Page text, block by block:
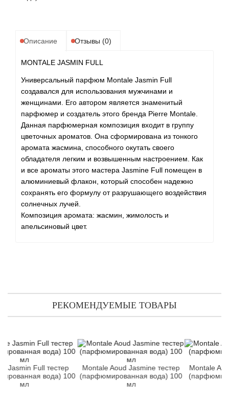
Описание Отзывы (0)
MONTALE JASMIN FULL
Универсальный парфюм Montale Jasmin Full
создавался для использования мужчинами и
женщинами. Его автором является знаменитый
парфюмер и создатель этого бренда Pierre Montale.
Данная парфюмерная композиция входит в группу
цветочных ароматов. Она сформирована из тонкого
аромата жасмина, способного окутать своего
обладателя легким и возвышенным настроением. Как
и все ароматы этого мастера Jasmine Full помещен в
алюминиевый флакон, который способен надежно
сохранять его формулу от разрушающего воздействия
солнечных лучей.
Композиция аромата: жасмин, жимолость и
апельсиновый цвет.
РЕКОМЕНДУЕМЫЕ ТОВАРЫ
Full тестер
вода) 100
Montale Aoud Jasmine тестер
(парфюмированная вода) 100
Montale Aoud
Alyssa Ashley
Amouage
Amouroud
Andre L'Arom
Angel Schlesser
Anima Mundi
Anna Sui
Annick Goutal
Antonio Banderas
Antonio Puig